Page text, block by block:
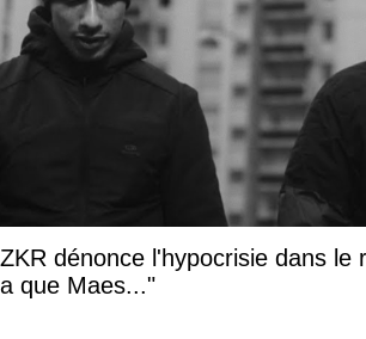
ZKR dénonce l'hypocrisie dans le
a que Maes..."